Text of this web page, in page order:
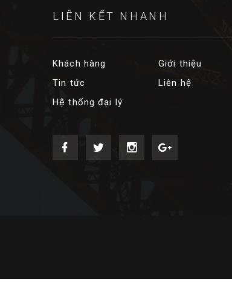
LIÊN KẾT NHANH
Khách hàng
Tin tức
Hệ thống đại lý
Giới thiệu
Liên hệ